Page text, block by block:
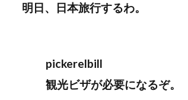
明日、日本旅行するわ。
pickerelbill
観光ビザが必要になるぞ。